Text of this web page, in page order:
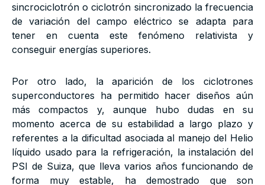
sincrociclotrón o ciclotrón sincronizado la frecuencia
de variación del campo eléctrico se adapta para
tener en cuenta este fenómeno relativista y
conseguir energías superiores.
Por otro lado, la aparición de los ciclotrones
superconductores ha permitido hacer diseños aún
más compactos y, aunque hubo dudas en su
momento acerca de su estabilidad a largo plazo y
referentes a la dificultad asociada al manejo del Helio
líquido usado para la refrigeración, la instalación del
PSI de Suiza, que lleva varios años funcionando de
forma muy estable, ha demostrado que son